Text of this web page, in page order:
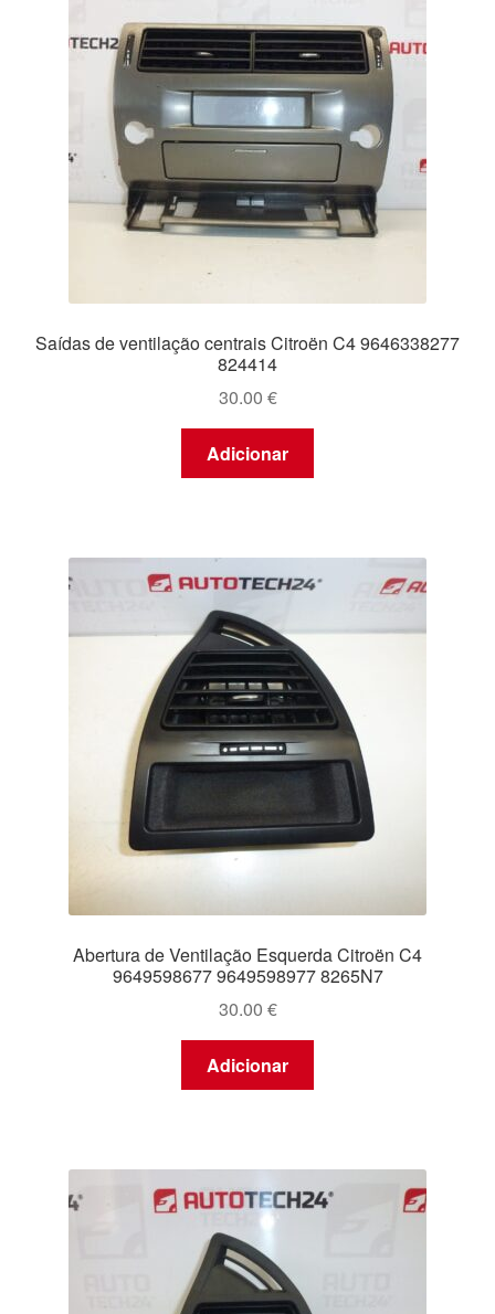
Saídas de ventilação centrais Citroën C4 9646338277
824414
30.00 €
Adicionar
Abertura de Ventilação Esquerda Citroën C4
9649598677 9649598977 8265N7
30.00 €
Adicionar